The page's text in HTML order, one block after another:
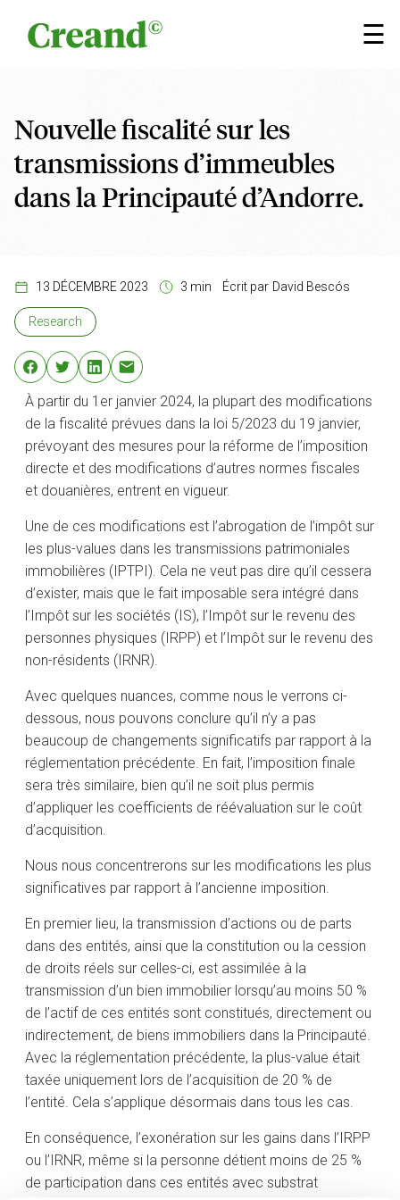
☰
×
Nouvelle fiscalité sur les
transmissions d’immeubles
dans la Principauté d’Andorre.
13 DÉCEMBRE 2023 3 min Écrit par David Bescós
Research
À partir du 1er janvier 2024, la plupart des modifications
de la fiscalité prévues dans la loi 5/2023 du 19 janvier,
prévoyant des mesures pour la réforme de l’imposition
directe et des modifications d’autres normes fiscales
et douanières, entrent en vigueur.
Une de ces modifications est l’abrogation de l’impôt sur
les plus-values dans les transmissions patrimoniales
immobilières (IPTPI). Cela ne veut pas dire qu’il cessera
d’exister, mais que le fait imposable sera intégré dans
l’Impôt sur les sociétés (IS), l’Impôt sur le revenu des
personnes physiques (IRPP) et l’Impôt sur le revenu des
non-résidents (IRNR).
Avec quelques nuances, comme nous le verrons ci-
dessous, nous pouvons conclure qu’il n’y a pas
beaucoup de changements significatifs par rapport à la
réglementation précédente. En fait, l’imposition finale
sera très similaire, bien qu’il ne soit plus permis
d’appliquer les coefficients de réévaluation sur le coût
d’acquisition.
Nous nous concentrerons sur les modifications les plus
significatives par rapport à l’ancienne imposition.
En premier lieu, la transmission d’actions ou de parts
dans des entités, ainsi que la constitution ou la cession
de droits réels sur celles-ci, est assimilée à la
transmission d’un bien immobilier lorsqu’au moins 50 %
de l’actif de ces entités sont constitués, directement ou
indirectement, de biens immobiliers dans la Principauté.
Avec la réglementation précédente, la plus-value était
taxée uniquement lors de l’acquisition de 20 % de
l’entité. Cela s’applique désormais dans tous les cas.
En conséquence, l’exonération sur les gains dans l’IRPP
ou l’IRNR, même si la personne détient moins de 25 %
de participation dans ces entités avec substrat